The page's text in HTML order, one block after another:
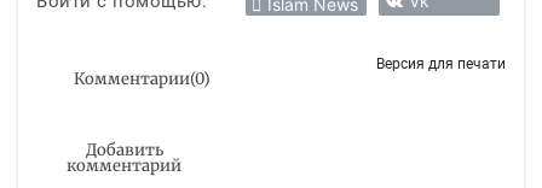
Islam News
Комментарии(0)
Версия для печати
Добавить
комментарий